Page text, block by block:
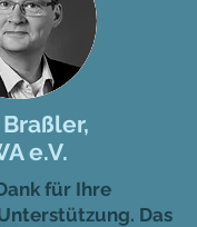
e.V.
für Ihre
Das